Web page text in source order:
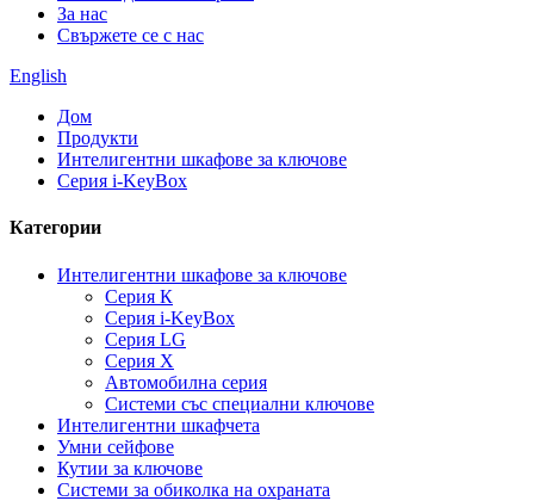
За нас
Свържете се с нас
English
Дом
Продукти
Интелигентни шкафове за ключове
Серия i-KeyBox
Категории
Интелигентни шкафове за ключове
Серия К
Серия i-KeyBox
Серия LG
Серия X
Автомобилна серия
Системи със специални ключове
Интелигентни шкафчета
Умни сейфове
Кутии за ключове
Системи за обиколка на охраната